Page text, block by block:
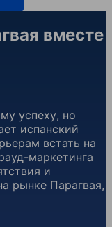
вместе
успеху, но
испанский
встать на
маркетинга
и
рынке Парагвая,